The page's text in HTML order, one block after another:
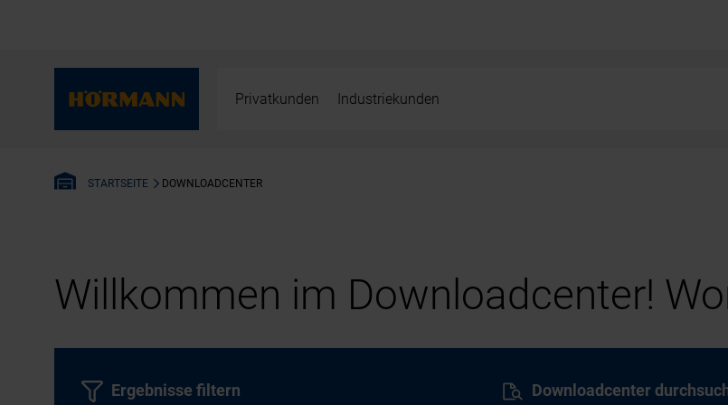
Privatkunden Industriekunden
STARTSEITE DOWNLOADCENTER
Willkommen im Downloadcenter!
Downloadcenter
Ergebnisse filtern